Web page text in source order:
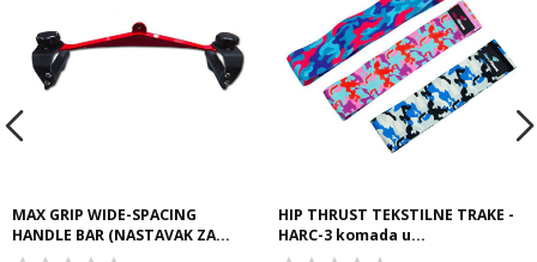
MAX GRIP WIDE-SPACING
HANDLE BAR (NASTAVAK ZA...
HIP THRUST TEKSTILNE TRAKE -
HARC-3 komada u...